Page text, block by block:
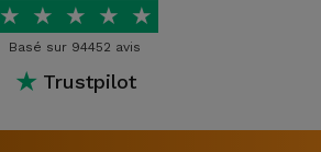
★ ★ ★ ★ ★
Basé sur 94452 avis
★ Trustpilot